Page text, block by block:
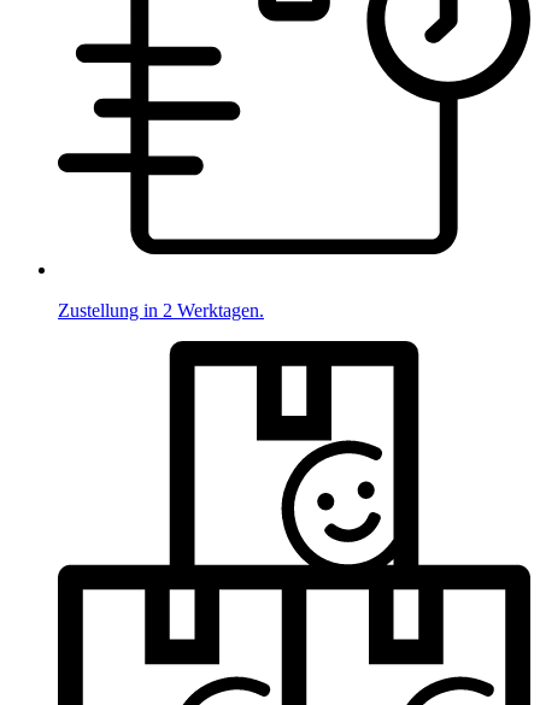
Zustellung in 2 Werktagen.